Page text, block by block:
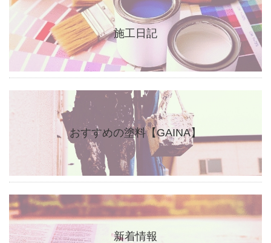
施工日記
おすすめの塗料【GAINA】
新着情報